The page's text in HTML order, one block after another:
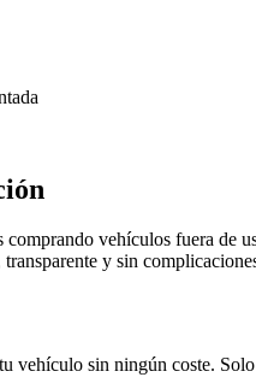
comprando vehículos fuera de
y sin
vehículo sin ningún coste.